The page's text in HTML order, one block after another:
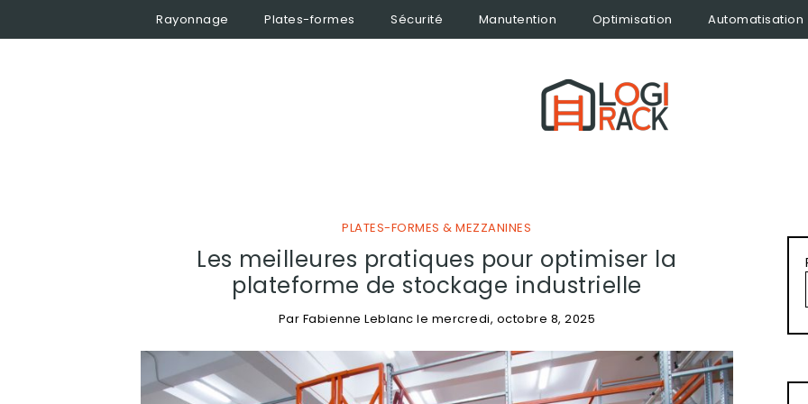
Rayonnage Plates-formes Sécurité Manutention Optimisation Automatisation
PLATES-FORMES & MEZZANINES
Les meilleures pratiques pour optimiser la
plateforme de stockage industrielle
Par Fabienne Leblanc le mercredi, octobre 8, 2025